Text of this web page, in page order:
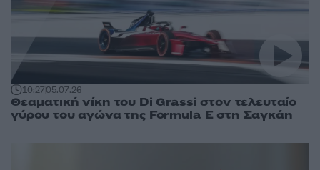
10:2705.07.26
Θεαματική νίκη του Di Grassi στον τελευταίο
γύρου του αγώνα της Formula E στη Σαγκάη